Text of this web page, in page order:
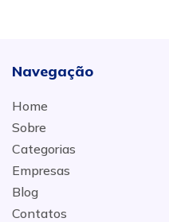
Navegação
Home
Sobre
Categorias
Empresas
Blog
Contatos